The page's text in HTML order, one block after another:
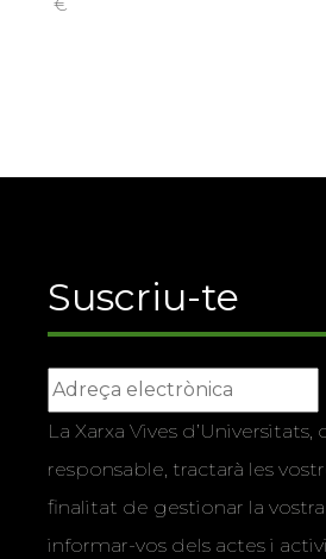
Suscriu-te
La Xarxa Vives d’Universitats,
responsable, tractarà les
finalitat de gestionar la
informar-vos dels actes i